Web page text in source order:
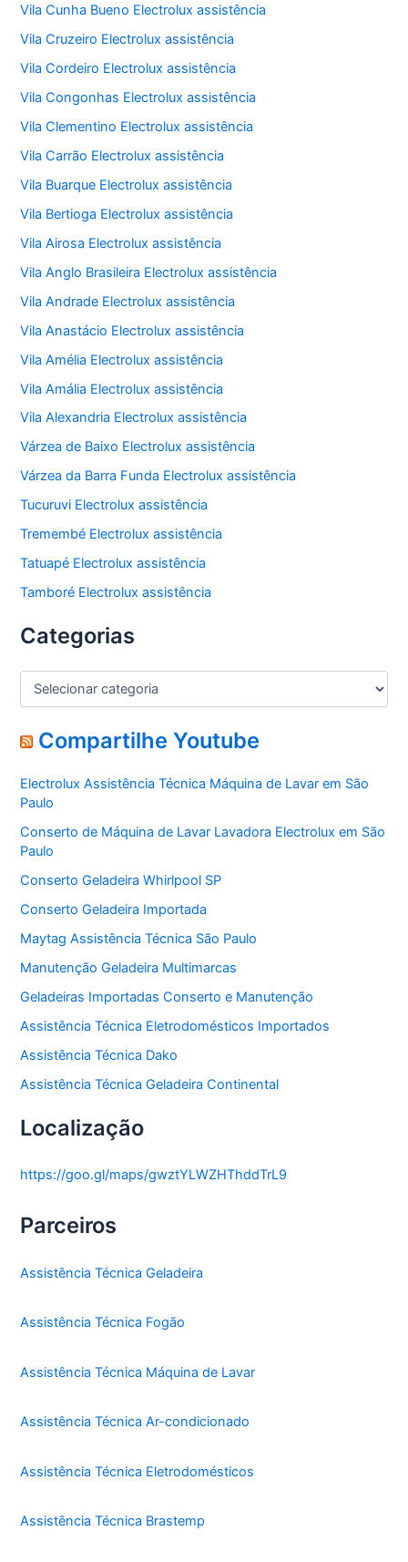
Vila Cunha Bueno Electrolux assistência
Vila Cruzeiro Electrolux assistência
Vila Cordeiro Electrolux assistência
Vila Congonhas Electrolux assistência
Vila Clementino Electrolux assistência
Vila Carrão Electrolux assistência
Vila Buarque Electrolux assistência
Vila Bertioga Electrolux assistência
Vila Airosa Electrolux assistência
Vila Anglo Brasileira Electrolux assistência
Vila Andrade Electrolux assistência
Vila Anastácio Electrolux assistência
Vila Amélia Electrolux assistência
Vila Amália Electrolux assistência
Vila Alexandria Electrolux assistência
Várzea de Baixo Electrolux assistência
Várzea da Barra Funda Electrolux assistência
Tucuruvi Electrolux assistência
Tremembé Electrolux assistência
Tatuapé Electrolux assistência
Tamboré Electrolux assistência
Categorias
C
e
g
r
i
a
s
Compartilhe Youtube
Electrolux Assistência Técnica Máquina de Lavar em São
Paulo
Conserto de Máquina de Lavar Lavadora Electrolux em São
Paulo
Conserto Geladeira Whirlpool SP
Conserto Geladeira Importada
Maytag Assistência Técnica São Paulo
Manutenção Geladeira Multimarcas
Geladeiras Importadas Conserto e Manutenção
Assistência Técnica Eletrodomésticos Importados
Assistência Técnica Dako
Assistência Técnica Geladeira Continental
Localização
https://goo.gl/maps/gwztYLWZHThddTrL9
Parceiros
Assistência Técnica Geladeira
Assistência Técnica Fogão
Assistência Técnica Máquina de Lavar
Assistência Técnica Ar-condicionado
Assistência Técnica Eletrodomésticos
Assistência Técnica Brastemp